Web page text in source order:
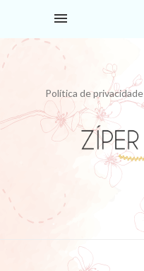
Política de privacidade